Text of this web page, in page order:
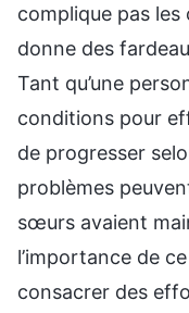
complique pas les
donne des
Tant qu’une
conditions pour
de progresser
problèmes
sœurs avaient
l’importance de
consacrer des